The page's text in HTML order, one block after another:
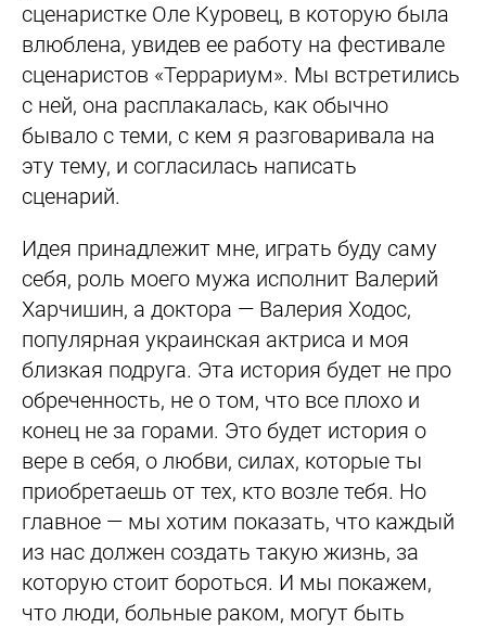
сценаристке Оле Куровец, в которую была
влюблена, увидев ее работу на фестивале
сценаристов «Террариум». Мы встретились
с ней, она расплакалась, как обычно
бывало с теми, с кем я разговаривала на
эту тему, и согласилась написать
сценарий.
Идея принадлежит мне, играть буду саму
себя, роль моего мужа исполнит Валерий
Харчишин, а доктора — Валерия Ходос,
популярная украинская актриса и моя
близкая подруга. Эта история будет не про
обреченность, не о том, что все плохо и
конец не за горами. Это будет история о
вере в себя, о любви, силах, которые ты
приобретаешь от тех, кто возле тебя. Но
главное — мы хотим показать, что каждый
из нас должен создать такую жизнь, за
которую стоит бороться. И мы покажем,
что люди, больные раком, могут быть